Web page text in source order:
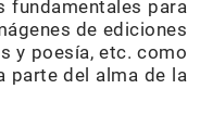
fundamentales para
de ediciones
y poesía, etc. como
parte del alma de la